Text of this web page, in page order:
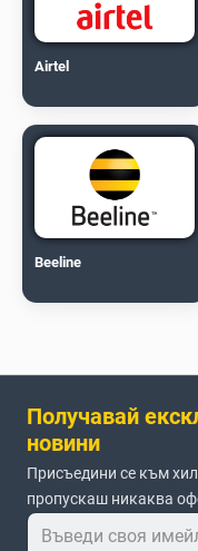
Airtel
Beeline
Получавай
новини
Присъедини се към
пропускаш никаква